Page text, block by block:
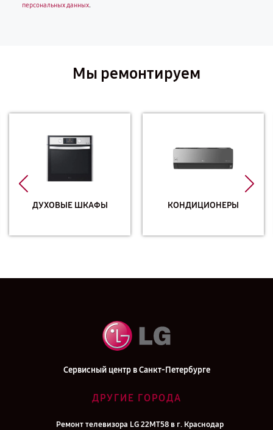
персональных данных.
Мы ремонтируем
ДУХОВЫЕ ШКАФЫ КОНДИЦИОНЕРЫ
Сервисный центр в Санкт-Петербурге
ДРУГИЕ ГОРОДА
Ремонт телевизора LG 22MT58 в г. Краснодар